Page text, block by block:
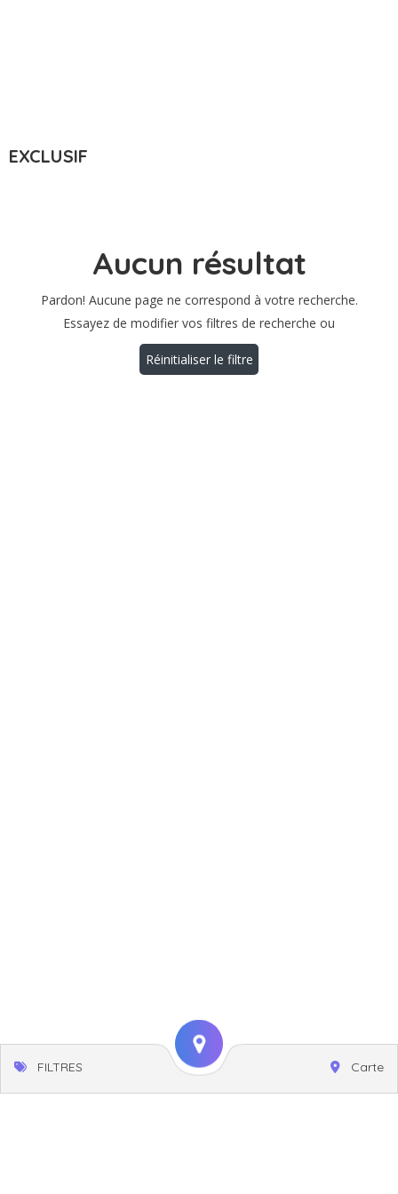
EXCLUSIF
Aucun résultat
Pardon! Aucune page ne correspond à votre recherche.
Essayez de modifier vos filtres de recherche ou
Réinitialiser le filtre
FILTRES Carte